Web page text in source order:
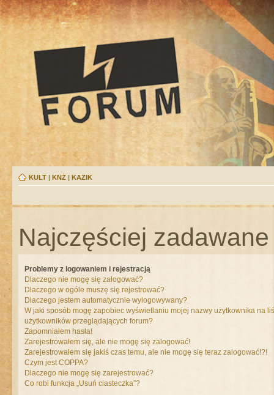
KULT | KNŻ | KAZIK
Najczęściej
Problemy z logowaniem i rejestracją
Dlaczego nie mogę się zalogować?
Dlaczego w ogóle muszę się rejestrować?
Dlaczego jestem automatycznie wylogowywany?
W jaki sposób mogę zapobiec wyświetlaniu mojej nazwy użytkownika na
użytkowników przeglądających forum?
Zapomniałem hasła!
Zarejestrowałem się, ale nie mogę się zalogować!
Zarejestrowałem się jakiś czas temu, ale nie mogę się teraz zalogować!?!
Czym jest COPPA?
Dlaczego nie mogę się zarejestrować?
Co robi funkcja „Usuń ciasteczka”?